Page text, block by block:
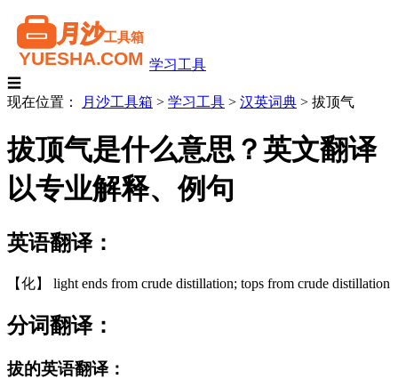
学习工具
☰
现在位置：
月沙工具箱 > 学习工具 > 汉英词典 > 拔顶气
拔顶气是什么意思？英文翻译
以专业解释、例句
英语翻译：
【化】 light ends from crude distillation; tops from crude distillation
分词翻译：
拔的英语翻译：